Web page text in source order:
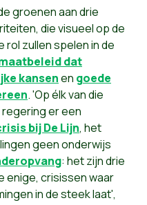
groenen aan drie
die visueel op de
rol zullen spelen in de
dat
kansenen goede
. 'Op élk van die
er een
bij De Lijn, het
geen onderwijs
: het zijn drie
enige, crisissen waar
in de steek laat',